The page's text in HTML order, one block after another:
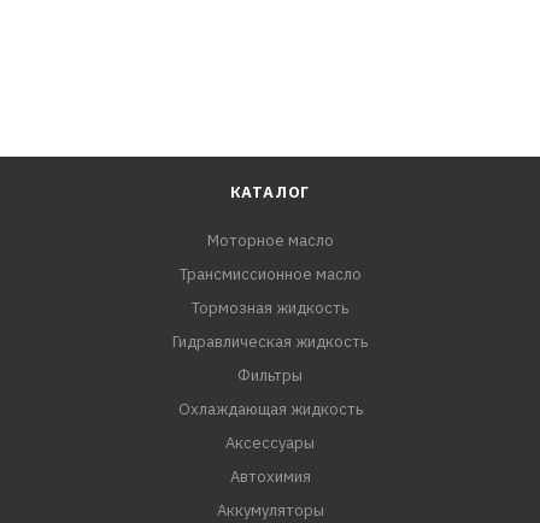
КАТАЛОГ
Моторное масло
Трансмиссионное масло
Тормозная жидкость
Гидравлическая жидкость
Фильтры
Охлаждающая жидкость
Аксессуары
Автохимия
Аккумуляторы